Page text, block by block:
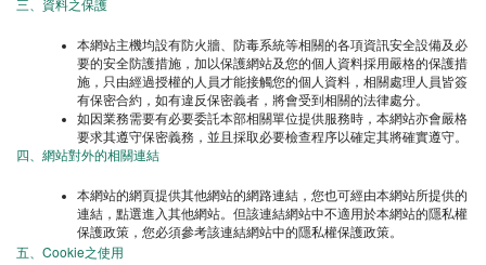
三、資料之保護
本網站主機均設有防火牆、防毒系統等相關的各項資訊安全設備及必
要的安全防護措施，加以保護網站及您的個人資料採用嚴格的保護措
施，只由經過授權的人員才能接觸您的個人資料，相關處理人員皆簽
有保密合約，如有違反保密義者，將會受到相關的法律處分。
如因業務需要有必要委託本部相關單位提供服務時，本網站亦會嚴格
要求其遵守保密義務，並且採取必要檢查程序以確定其將確實遵守。
四、網站對外的相關連結
本網站的網頁提供其他網站的網路連結，您也可經由本網站所提供的
連結，點選進入其他網站。但該連結網站中不適用於本網站的隱私權
保護政策，您必須參考該連結網站中的隱私權保護政策。
五、 Cookie之使用